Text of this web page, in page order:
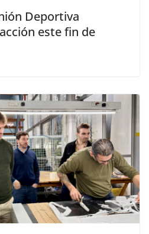
Deportiva
este fin de